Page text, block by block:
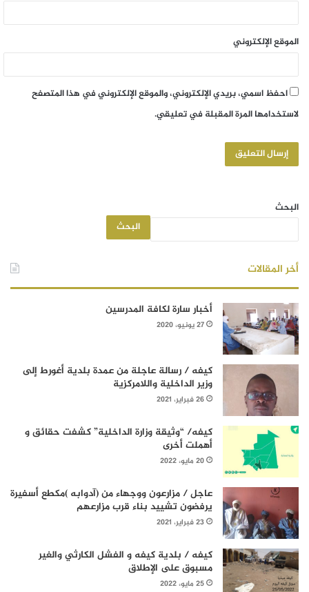
الموقع الإلكتروني
احفظ اسمي، بريدي الإلكتروني، والموقع الإلكتروني في هذا المتصفح
لاستخدامها المرة المقبلة في تعليقي.
البحث
البحث
أخر المقالات
أخبار سارة لكافة المدرسين
27 يونيو، 2020
كيفه / رسالة عاجلة من عمدة بلدية أغورط إلى
وزير الداخلية واللامركزية
26 فبراير، 2021
كيفه/ “وثيقة وزارة الداخلية” كشفت حقائق و
أهملت أخرى
20 مايو، 2022
عاجل / مزارعون ووجهاء من (آدوابه )مكطع أسفيرة
يرفضون تشييد بناء قرب مزارعهم
23 فبراير، 2021
كيفه / بلدية كيفه و الفشل الكارثي والغير
مسبوق على الإطلاق
25 مايو، 2022